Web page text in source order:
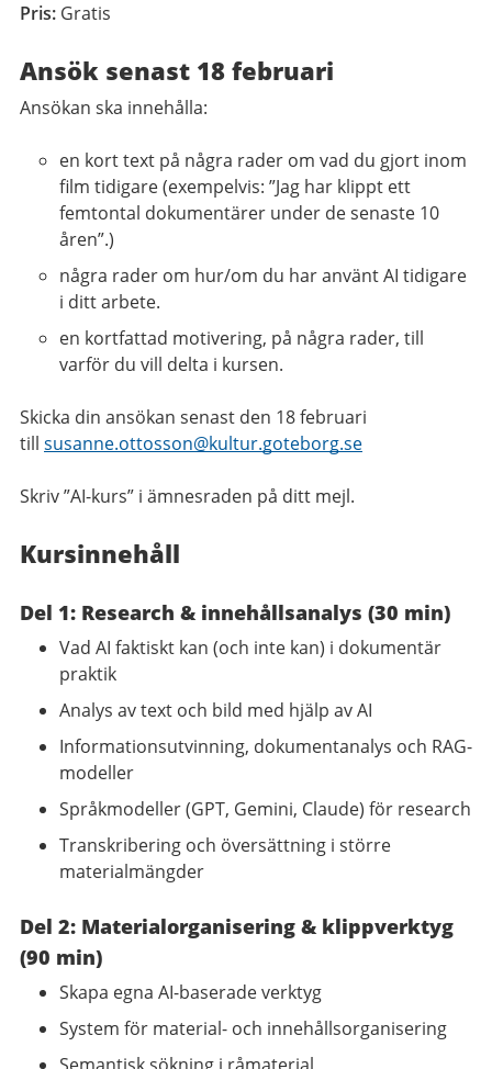
Pris: Gratis
Ansök senast 18 februari
Ansökan ska innehålla:
en kort text på några rader om vad du gjort inom
film tidigare (exempelvis: ”Jag har klippt ett
femtontal dokumentärer under de senaste 10
åren”.)
några rader om hur/om du har använt AI tidigare
i ditt arbete.
en kortfattad motivering, på några rader, till
varför du vill delta i kursen.
Skicka din ansökan senast den 18 februari
till susanne.ottosson@kultur.goteborg.se
Skriv ”AI-kurs” i ämnesraden på ditt mejl.
Kursinnehåll
Del 1: Research & innehållsanalys (30 min)
Vad AI faktiskt kan (och inte kan) i dokumentär
praktik
Analys av text och bild med hjälp av AI
Informationsutvinning, dokumentanalys och RAG-
modeller
Språkmodeller (GPT, Gemini, Claude) för research
Transkribering och översättning i större
materialmängder
Del 2: Materialorganisering & klippverktyg
(90 min)
Skapa egna AI-baserade verktyg
System för material- och innehållsorganisering